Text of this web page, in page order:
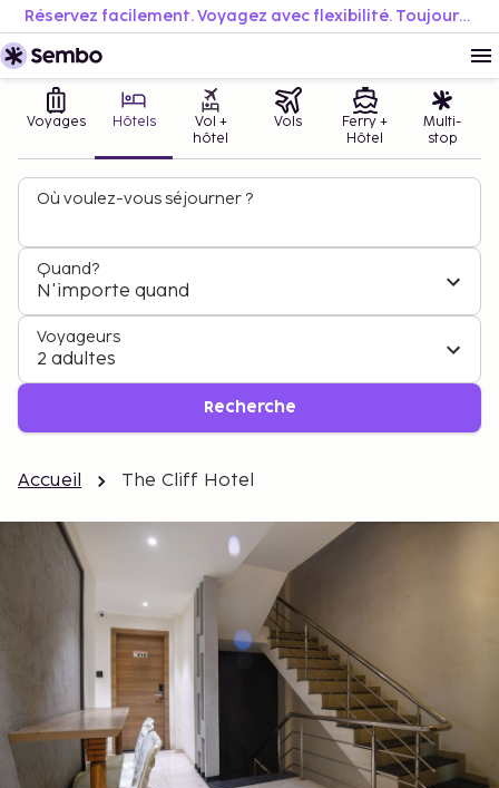
Réservez facilement. Voyagez avec flexibilité. Toujours au meilleur prix.
Voyages Hôtels
Vol +
hôtel
Vols
Ferry +
Hôtel
Multi-
stop
Où voulez-vous séjourner ?
Quand?
N'importe quand
Voyageurs
2 adultes
Recherche
Accueil The Cliff Hotel